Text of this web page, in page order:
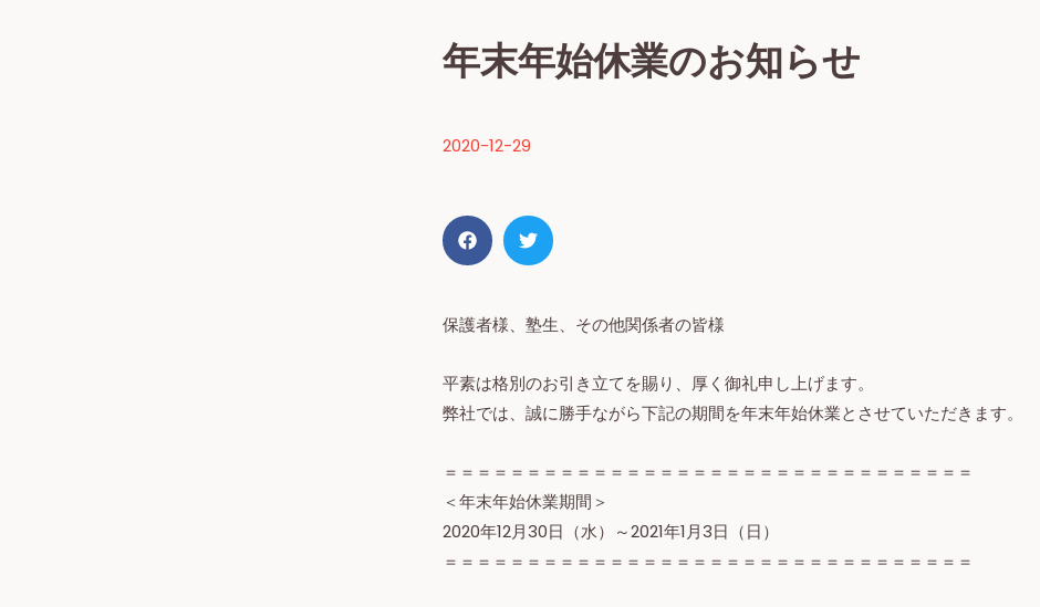
年末年始休業のお知らせ
2020-12-29
保護者様、塾生、その他関係者の皆様
平素は格別のお引き立てを賜り、厚く御礼申し上げます。
弊社では、誠に勝手ながら下記の期間を年末年始休業とさせていただきます。
＝＝＝＝＝＝＝＝＝＝＝＝＝＝＝＝＝＝＝＝＝＝＝＝＝＝＝＝＝＝＝＝
＜年末年始休業期間＞
2020年12月30日（水）～2021年1月3日（日）
＝＝＝＝＝＝＝＝＝＝＝＝＝＝＝＝＝＝＝＝＝＝＝＝＝＝＝＝＝＝＝＝